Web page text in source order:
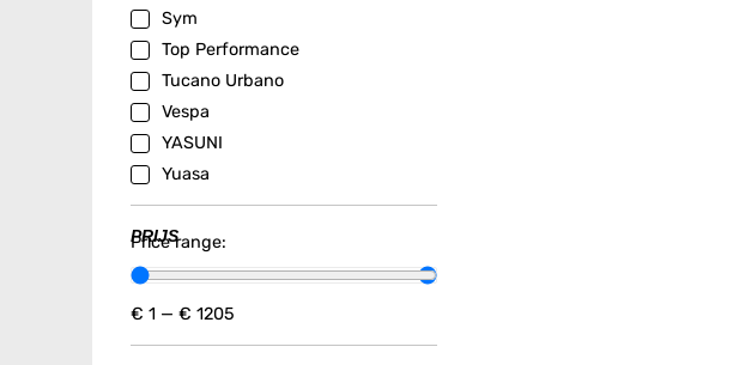
Sym
Top Performance
Tucano Urbano
Vespa
YASUNI
Yuasa
PRIJS
Price range:
€ 1 — € 1205